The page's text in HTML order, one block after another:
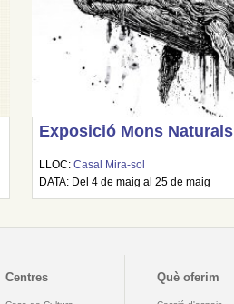
Exposició Mons Naturals
LLOC:Casal Mira-sol
DATA: Del 4 de maig al 25 de maig
Centres Què oferim